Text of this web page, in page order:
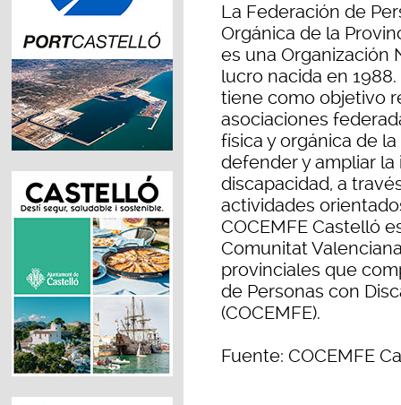
La Federación de
Orgánica de la
es una Organización
lucro nacida en
tiene como objetivo
asociaciones
física y orgánica de
defender y ampliar
discapacidad, a
actividades
COCEMFE Castelló
Comunitat
provinciales que
de Personas con
(COCEMFE).
Fuente: COCEMFE